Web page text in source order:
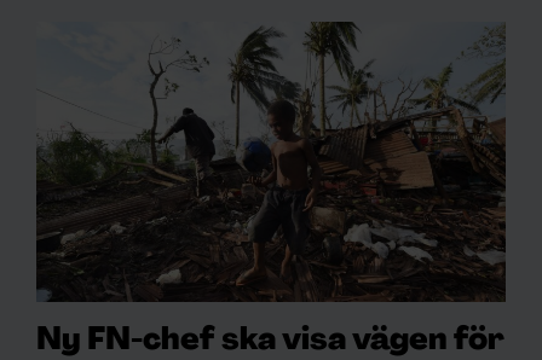
Ny FN-chef ska visa vägen för